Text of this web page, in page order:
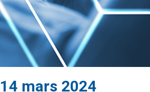
14 mars 2024